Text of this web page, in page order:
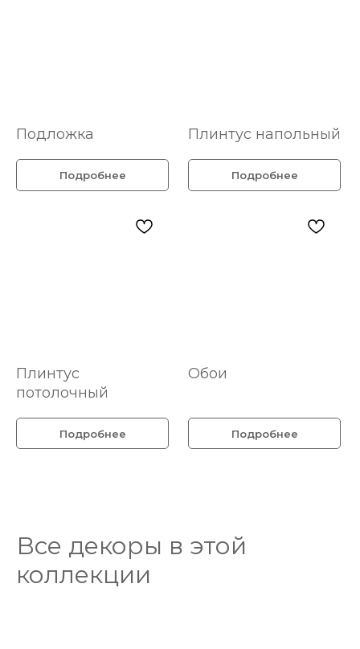
Подложка
Подробнее
Плинтус напольный
Подробнее
Плинтус
потолочный
Подробнее
Обои
Подробнее
Все декоры в этой
коллекции